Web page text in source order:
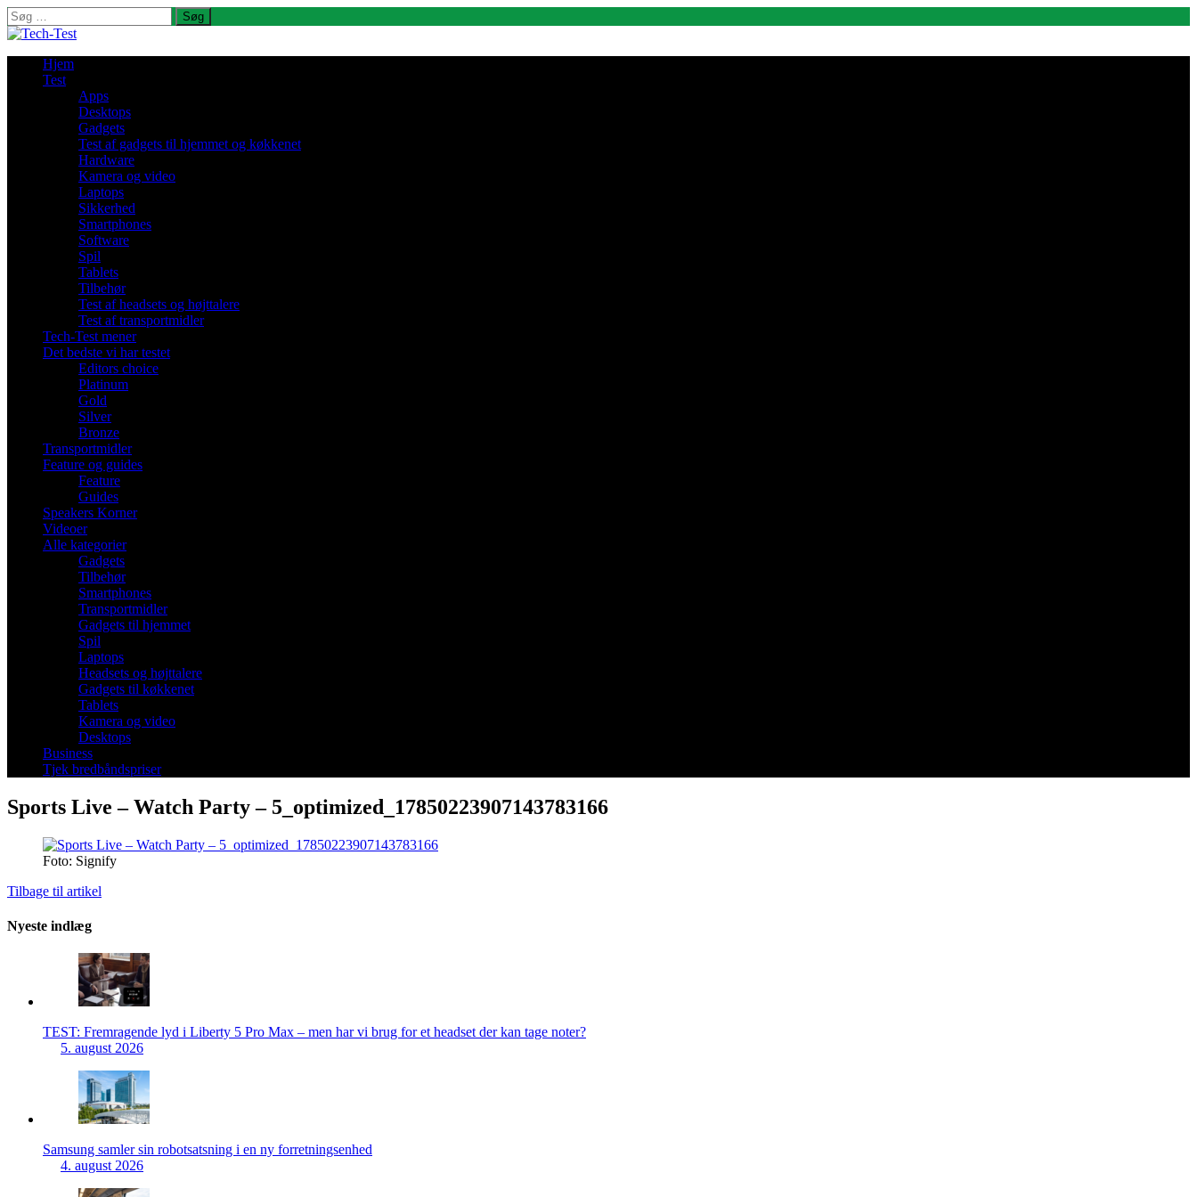
Søg
efter:
Hjem
Test
Apps
Desktops
Gadgets
Test af gadgets til hjemmet og køkkenet
Hardware
Kamera og video
Laptops
Sikkerhed
Smartphones
Software
Spil
Tablets
Tilbehør
Test af headsets og højttalere
Test af transportmidler
Tech-Test mener
Det bedste vi har testet
Editors choice
Platinum
Gold
Silver
Bronze
Transportmidler
Feature og guides
Feature
Guides
Speakers Korner
Videoer
Alle kategorier
Gadgets
Tilbehør
Smartphones
Transportmidler
Gadgets til hjemmet
Spil
Laptops
Headsets og højttalere
Gadgets til køkkenet
Tablets
Kamera og video
Desktops
Business
Tjek bredbåndspriser
Sports Live – Watch Party – 5_optimized_17850223907143783166
Foto: Signify
Tilbage til artikel
Nyeste indlæg
TEST: Fremragende lyd i Liberty 5 Pro Max – men har vi brug for et headset der kan tage noter?
5. august 2026
Samsung samler sin robotsatsning i en ny forretningsenhed
4. august 2026